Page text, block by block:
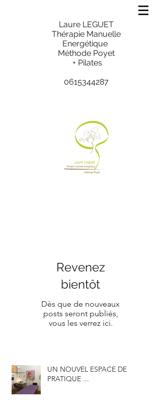
Laure LEGUET
Thérapie Manuelle
Energétique
Méthode Poyet
+ Pilates
0615344287
Revenez
bientôt
Dès que de nouveaux
posts seront publiés,
vous les verrez ici.
UN NOUVEL ESPACE DE
PRATIQUE ...